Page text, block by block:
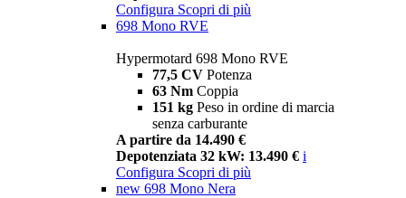
Configura Scopri di più
698 Mono RVE
Hypermotard 698 Mono RVE
77,5 CV Potenza
63 Nm Coppia
151 kg Peso in ordine di marcia
senza carburante
A partire da 14.490 €
Depotenziata 32 kW: 13.490 € i
Configura Scopri di più
new 698 Mono Nera